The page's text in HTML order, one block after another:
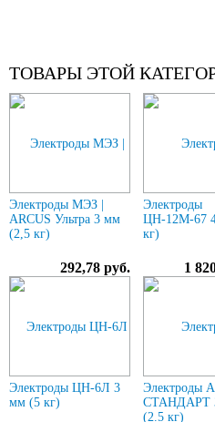
ТОВАРЫ ЭТОЙ
Электроды МЭЗ |
ARCUS Ультра 3 мм
(2,5 кг)
292,78 руб.
Электроды
ЦН-12М-67
кг)
1
Электроды ЦН-6Л 3
мм (5 кг)
Электроды
СТАНДАРТ
(2.5 кг)